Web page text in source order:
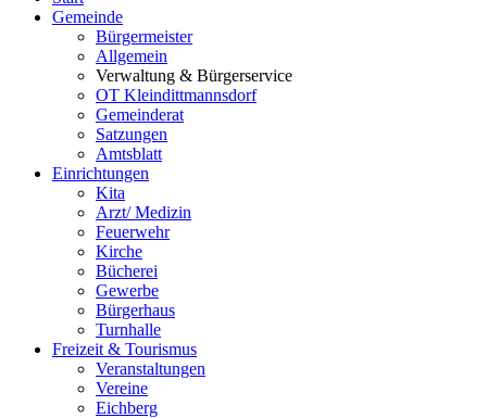
Gemeinde
Bürgermeister
Allgemein
Verwaltung & Bürgerservice
OT Kleindittmannsdorf
Gemeinderat
Satzungen
Amtsblatt
Einrichtungen
Kita
Arzt/ Medizin
Feuerwehr
Kirche
Bücherei
Gewerbe
Bürgerhaus
Turnhalle
Freizeit & Tourismus
Veranstaltungen
Vereine
Eichberg